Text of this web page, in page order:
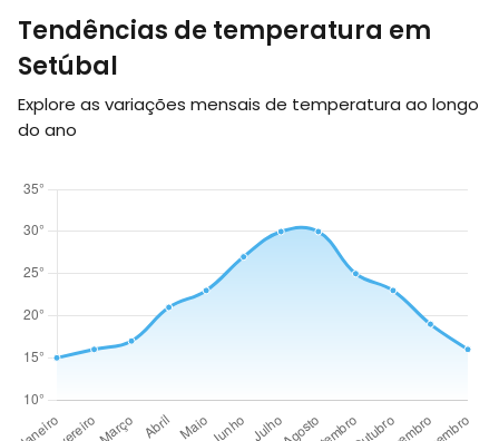
Tendências de temperatura em
Setúbal
Explore as variações mensais de temperatura ao longo
do ano